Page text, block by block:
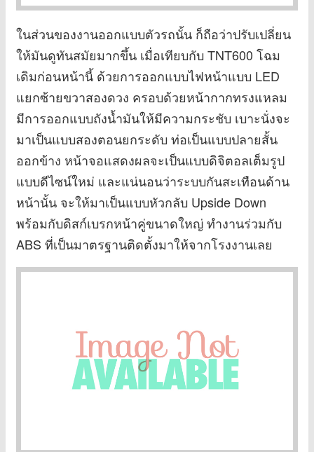
ในส่วนของงานออกแบบตัวรถนั้น ก็ถือว่าปรับเปลี่ยน
ให้มันดูทันสมัยมากขึ้น เมื่อเทียบกับ TNT600 โฉม
เดิมก่อนหน้านี้ ด้วยการออกแบบไฟหน้าแบบ LED
แยกซ้ายขวาสองดวง ครอบด้วยหน้ากากทรงแหลม
มีการออกแบบถังน้ำมันให้มีความกระชับ เบาะนั่งจะ
มาเป็นแบบสองตอนยกระดับ ท่อเป็นแบบปลายสั้น
ออกข้าง หน้าจอแสดงผลจะเป็นแบบดิจิตอลเต็มรูป
แบบดีไซน์ใหม่ และแน่นอนว่าระบบกันสะเทือนด้าน
หน้านั้น จะให้มาเป็นแบบหัวกลับ Upside Down
พร้อมกับดิสก์เบรกหน้าคู่ขนาดใหญ่ ทำงานร่วมกับ
ABS ที่เป็นมาตรฐานติดตั้งมาให้จากโรงงานเลย